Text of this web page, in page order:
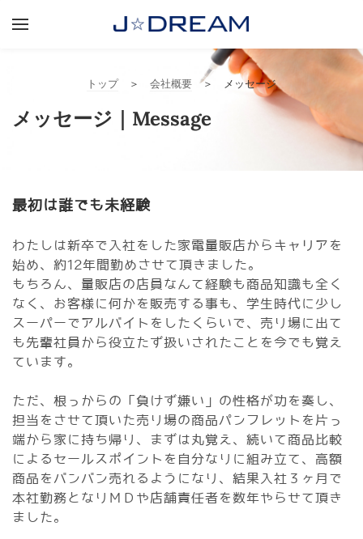
BUSINESS
COMPANY
Search by typing & pressing enter
YOUR CART
トップ 会社概要
メッセージ｜Message
最初は誰でも未経験
わたしは新卒で入社をした家電量販店からキャリアを
始め、約12年間勤めさせて頂きました。
もちろん、量販店の店員なんて経験も商品知識も全く
なく、お客様に何かを販売する事も、学生時代に少し
スーパーでアルバイトをしたくらいで、売り場に出て
も先輩社員から役立たず扱いされたことを今でも覚え
ています。
ただ、根っからの「負けず嫌い」の性格が功を奏し、
担当をさせて頂いた売り場の商品パンフレットを片っ
端から家に持ち帰り、まずは丸覚え、続いて商品比較
によるセールスポイントを自分なりに組み立て、高額
商品をバンバン売れるようになり、結果入社３ヶ月で
本社勤務となりＭＤや店舗責任者を数年やらせて頂き
ました。